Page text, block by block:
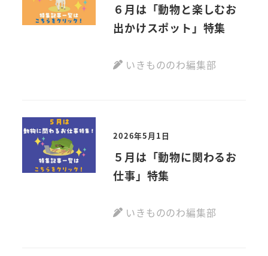
６月は「動物と楽しむお
出かけスポット」特集
いきもののわ編集部
2026年5月1日
５月は「動物に関わるお
仕事」特集
いきもののわ編集部